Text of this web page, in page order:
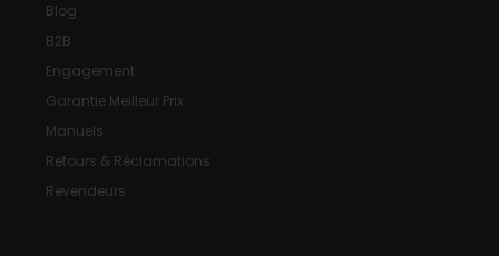
Blog
B2B
Engagement
Garantie Meilleur Prix
Manuels
Retours & Réclamations
Revendeurs